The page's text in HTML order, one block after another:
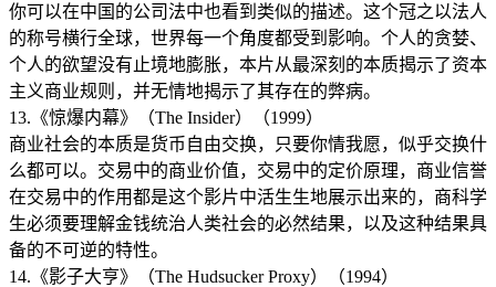
你可以在中国的公司法中也看到类似的描述。这个冠之以法人
的称号横行全球，世界每一个角度都受到影响。个人的贪婪、
个人的欲望没有止境地膨胀，本片从最深刻的本质揭示了资本
主义商业规则，并无情地揭示了其存在的弊病。
13.《惊爆内幕》（The Insider）（1999）
商业社会的本质是货币自由交换，只要你情我愿，似乎交换什
么都可以。交易中的商业价值，交易中的定价原理，商业信誉
在交易中的作用都是这个影片中活生生地展示出来的，商科学
生必须要理解金钱统治人类社会的必然结果，以及这种结果具
备的不可逆的特性。
14.《影子大亨》（The Hudsucker Proxy）（1994）